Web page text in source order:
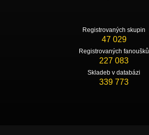
Registrovaných skupin
47 029
Registrovaných fanoušků
227 083
Skladeb v databázi
339 773